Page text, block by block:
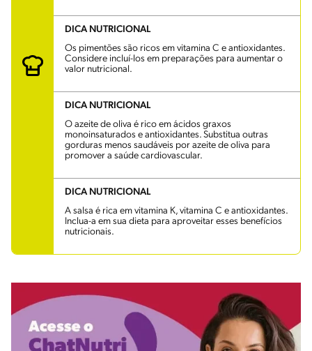
DICA NUTRICIONAL
Os pimentões são ricos em vitamina C e antioxidantes.
Considere incluí-los em preparações para aumentar o
valor nutricional.
DICA NUTRICIONAL
O azeite de oliva é rico em ácidos graxos
monoinsaturados e antioxidantes. Substitua outras
gorduras menos saudáveis por azeite de oliva para
promover a saúde cardiovascular.
DICA NUTRICIONAL
A salsa é rica em vitamina K, vitamina C e antioxidantes.
Inclua-a em sua dieta para aproveitar esses benefícios
nutricionais.